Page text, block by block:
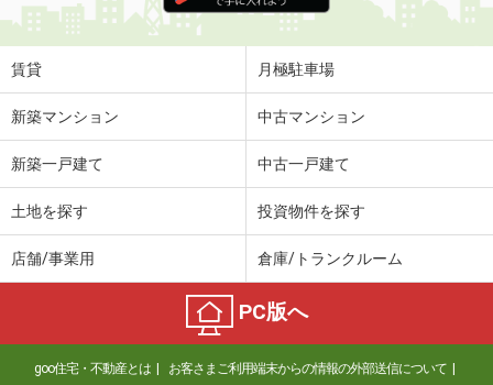
賃貸 月極駐車場
新築マンション 中古マンション
新築一戸建て 中古一戸建て
土地を探す 投資物件を探す
店舗/事業用 倉庫/トランクルーム
PC版へ
goo住宅・不動産とは お客さまご利用端末からの情報の外部送信について